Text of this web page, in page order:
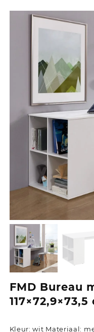
FMD Bureau
Kleur: wit Materiaal: